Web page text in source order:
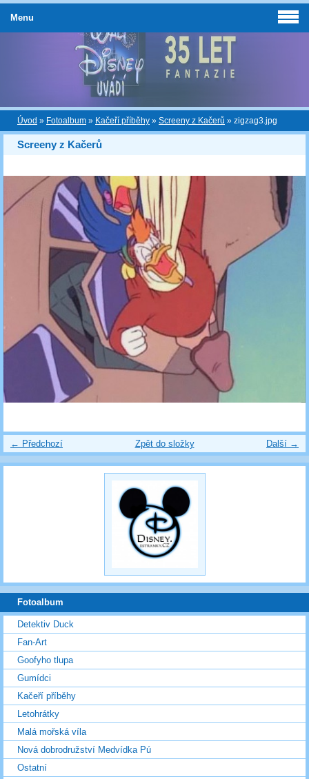
Úvod » Fotoalbum » Kačeří příběhy » Screeny z Kačerů » zigzag3.jpg
Screeny z Kačerů
← Předchozí Další →
Zpět do složky
Menu
Fotoalbum
Detektiv Duck
Fan-Art
Goofyho tlupa
Gumídci
Kačeří příběhy
Letohrátky
Malá mořská víla
Nová dobrodružství Medvídka Pú
Ostatní